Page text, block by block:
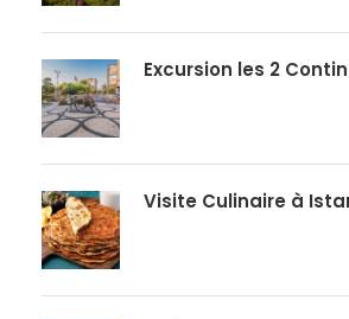
Excursion les 2
Visite Culinaire à